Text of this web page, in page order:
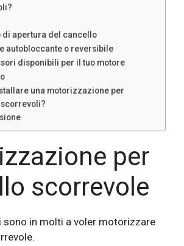
di apertura del cancello
autobloccante o reversibile
disponibili per il tuo motore
una motorizzazione per
per
scorrevole
sono in molti a voler motorizzare